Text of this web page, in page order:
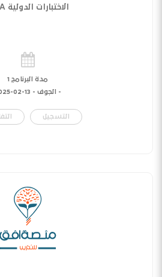
الاختبارات الدولية PISA
مدة البرنامج 1
- الجوف - 13-02-2025
التسجيل